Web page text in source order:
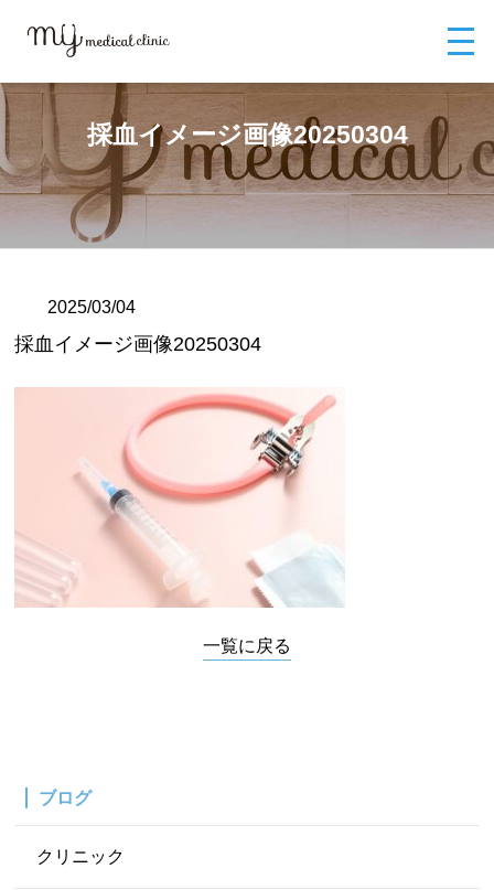
採血イメージ画像20250304
2025/03/04
採血イメージ画像20250304
一覧に戻る
ブログ
クリニック